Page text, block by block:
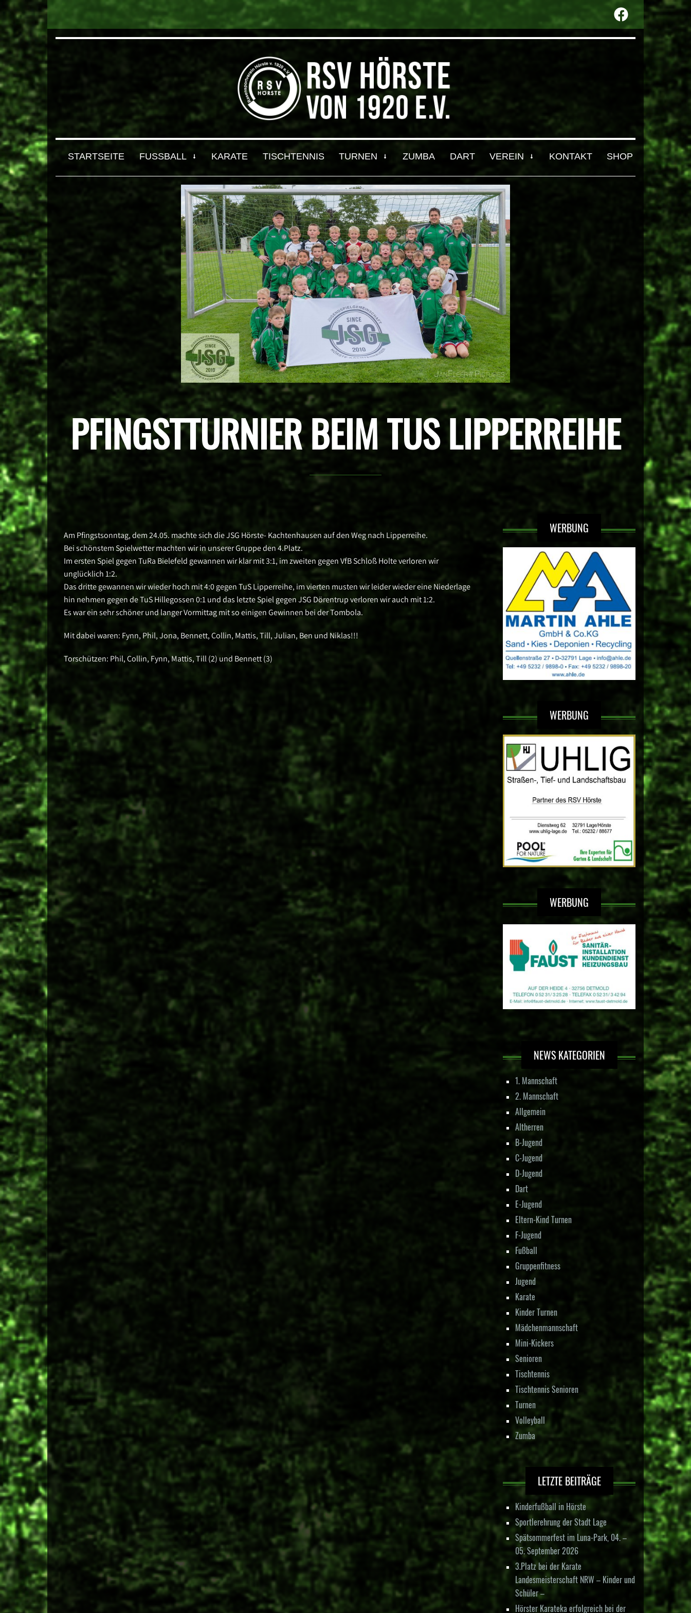
STARTSEITE FUSSBALL KARATE TISCHTENNIS TURNEN ZUMBA DART VEREIN KONTAKT SHOP
PFINGSTTURNIER BEIM TUS LIPPERREIHE
Am Pfingstsonntag, dem 24.05. machte sich die JSG Hörste- Kachtenhausen auf den Weg nach Lipperreihe.
Bei schönstem Spielwetter machten wir in unserer Gruppe den 4.Platz.
Im ersten Spiel gegen TuRa Bielefeld gewannen wir klar mit 3:1, im zweiten gegen VfB Schloß Holte verloren wir
unglücklich 1:2.
Das dritte gewannen wir wieder hoch mit 4:0 gegen TuS Lipperreihe, im vierten musten wir leider wieder eine Niederlage
hin nehmen gegen de TuS Hillegossen 0:1 und das letzte Spiel gegen JSG Dörentrup verloren wir auch mit 1:2.
Es war ein sehr schöner und langer Vormittag mit so einigen Gewinnen bei der Tombola.
Mit dabei waren: Fynn, Phil, Jona, Bennett, Collin, Mattis, Till, Julian, Ben und Niklas!!!
Torschützen: Phil, Collin, Fynn, Mattis, Till (2) und Bennett (3)
WERBUNG
WERBUNG
WERBUNG
NEWS KATEGORIEN
1. Mannschaft
2. Mannschaft
Allgemein
Altherren
B-Jugend
C-Jugend
D-Jugend
Dart
E-Jugend
Eltern-Kind Turnen
F-Jugend
Fußball
Gruppenfitness
Jugend
Karate
Kinder Turnen
Mädchenmannschaft
Mini-Kickers
Senioren
Tischtennis
Tischtennis Senioren
Turnen
Volleyball
Zumba
LETZTE BEITRÄGE
Kinderfußball in Hörste
Sportlerehrung der Stadt Lage
Spätsommerfest im Luna-Park, 04. –
05. September 2026
3.Platz bei der Karate
Landesmeisterschaft NRW – Kinder und
Schüler –
Hörster Karateka erfolgreich bei der